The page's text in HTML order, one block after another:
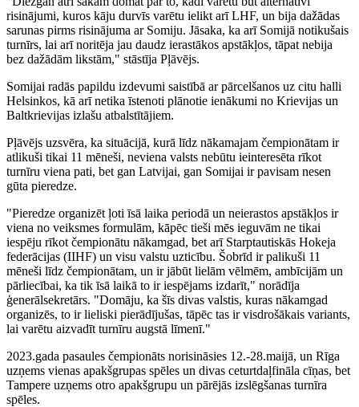
risinājumi, kuros kāju durvīs varētu ielikt arī LHF, un bija dažādas
sarunas pirms risinājuma ar Somiju. Jāsaka, ka arī Somijā notikušais
turnīrs, lai arī noritēja jau daudz ierastākos apstākļos, tāpat nebija
bez dažādām likstām," stāstīja Pļāvējs.
Somijai radās papildu izdevumi saistībā ar pārcelšanos uz citu halli
Helsinkos, kā arī netika īstenoti plānotie ienākumi no Krievijas un
Baltkrievijas izlašu atbalstītājiem.
Pļāvējs uzsvēra, ka situācijā, kurā līdz nākamajam čempionātam ir
atlikuši tikai 11 mēneši, neviena valsts nebūtu ieinteresēta rīkot
turnīru viena pati, bet gan Latvijai, gan Somijai ir pavisam nesen
gūta pieredze.
"Pieredze organizēt ļoti īsā laika periodā un neierastos apstākļos ir
viena no veiksmes formulām, kāpēc tieši mēs ieguvām ne tikai
iespēju rīkot čempionātu nākamgad, bet arī Starptautiskās Hokeja
federācijas (IIHF) un visu valstu uzticību. Šobrīd ir palikuši 11
mēneši līdz čempionātam, un ir jābūt lielām vēlmēm, ambīcijām un
pārliecībai, ka tik īsā laikā to ir iespējams izdarīt," norādīja
ģenerālsekretārs. "Domāju, ka šīs divas valstis, kuras nākamgad
organizēs, to ir lieliski pierādījušas, tāpēc tas ir visdrošākais variants,
lai varētu aizvadīt turnīru augstā līmenī."
2023.gada pasaules čempionāts norisināsies 12.-28.maijā, un Rīga
uzņems vienas apakšgrupas spēles un divas ceturtdaļfināla cīņas, bet
Tampere uzņems otro apakšgrupu un pārējās izslēgšanas turnīra
spēles.